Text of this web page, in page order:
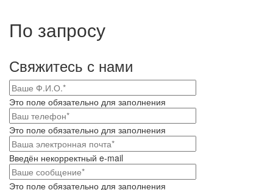
По запросу
Свяжитесь с нами
Это поле обязательно для заполнения
Это поле обязательно для заполнения
Введён некорректный e-mail
Это поле обязательно для заполнения